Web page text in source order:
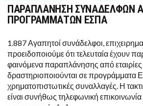
ΕΣΠΑ
ΠΑΡΑΠΛΑΝΗΣΗ ΣΥΝΑΔΕΛΦΩΝ
ΠΡΟΓΡΑΜΜΑΤΩΝ ΕΣΠΑ
1.887 Αγαπητοί συνάδελφοι,
προειδοποιούμε ότι τελευταία έχουν
φαινόμενα παραπλάνησης από
δραστηριοποιούνται σε προγράμματα
χρηματοπιστωτικές συναλλαγές. Η
είναι συνήθως τηλεφωνική επικοινωνία